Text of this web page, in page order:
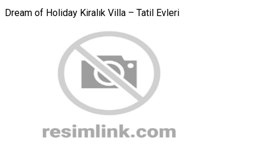
Dream of Holiday Kiralık Villa – Tatil Evleri